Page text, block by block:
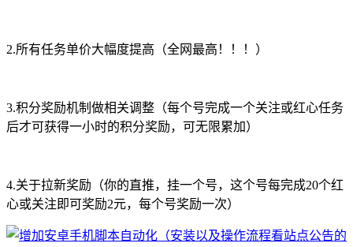
2.所有任务单价大幅度提高（全网最高！！！）
3.积分奖励机制做相关调整（每个号完成一个关注或红心任务
后才可获得一小时的积分奖励，可无限累加）
4.关于拉新奖励（你的直推，挂一个号，这个号每完成20个红
心或关注即可奖励2元，每个号奖励一次）